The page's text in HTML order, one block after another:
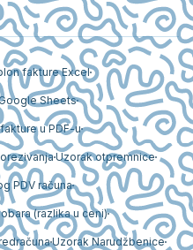
fakture Excel
Sheets
u PDF-u
Uzorak otpremnice
PDV računa
(razlika u ceni)
Uzorak Narudžbenice